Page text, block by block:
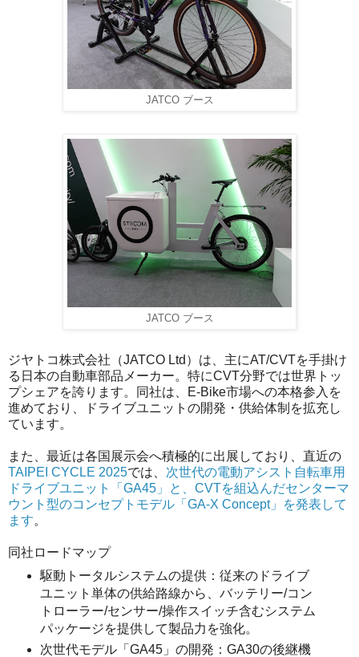
JATCO ブース
JATCO ブース
ジヤトコ株式会社（JATCO Ltd）は、主にAT/CVTを手掛け
る日本の自動車部品メーカー。特にCVT分野では世界トッ
プシェアを誇ります。同社は、E-Bike市場への本格参入を
進めており、ドライブユニットの開発・供給体制を拡充し
ています。
また、最近は各国展示会へ積極的に出展しており、直近の
TAIPEI CYCLE 2025では、 次世代の電動アシスト自転車用
ドライブユニット「GA45」と、CVTを組込んだセンターマ
ウント型のコンセプトモデル「GA-X Concept」を発表して
ます。
同社ロードマップ
駆動トータルシステムの提供：従来のドライブ
ユニット単体の供給路線から、バッテリー/コン
トローラー/センサー/操作スイッチ含むシステム
パッケージを提供して製品力を強化。
次世代モデル「GA45」の開発：GA30の後継機